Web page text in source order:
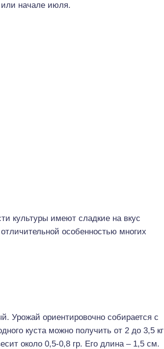
или начале июля.
культуры имеют сладкие на вкус
особенностью многих
Урожай ориентировочно собирается с
куста можно получить от 2 до 3,5 кг
около 0,5-0,8 гр. Его длина – 1,5 см.